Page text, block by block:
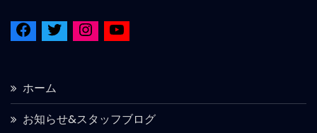
ホーム
お知らせ&スタッフブログ